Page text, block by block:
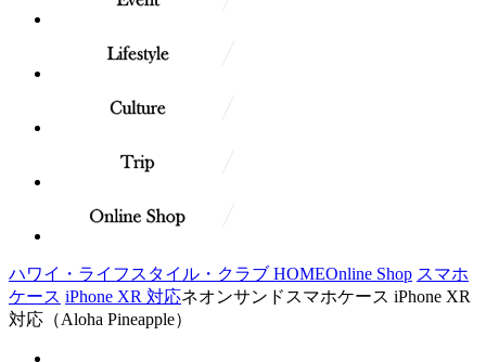
ハワイ・ライフスタイル・クラブ HOMEOnline Shop スマホ
ケース iPhone XR 対応ネオンサンドスマホケース iPhone XR
対応（Aloha Pineapple）